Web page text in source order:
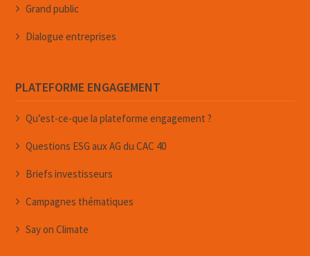
Grand public
Dialogue entreprises
PLATEFORME ENGAGEMENT
Qu’est-ce-que la plateforme engagement ?
Questions ESG aux AG du CAC 40
Briefs investisseurs
Campagnes thématiques
Say on Climate